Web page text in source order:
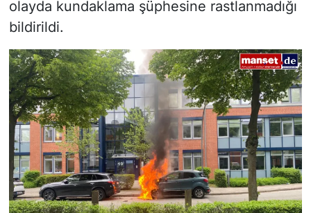
olayda kundaklama şüphesine rastlanmadığı
bildirildi.